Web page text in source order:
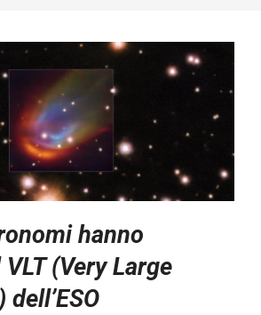
hanno
(Very Large